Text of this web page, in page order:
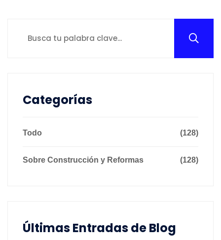
Categorías
Todo (128)
Sobre Construcción y Reformas (128)
Últimas Entradas de Blog